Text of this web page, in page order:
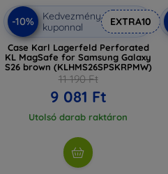
-10%
Kedvezmény
kuponnal
EXTRA10
Case Karl Lagerfeld Perforated
KL MagSafe for Samsung Galaxy
S26 brown (KLHMS26SPSKRPMW)
11 190 Ft
9 081 Ft
Utolsó darab raktáron